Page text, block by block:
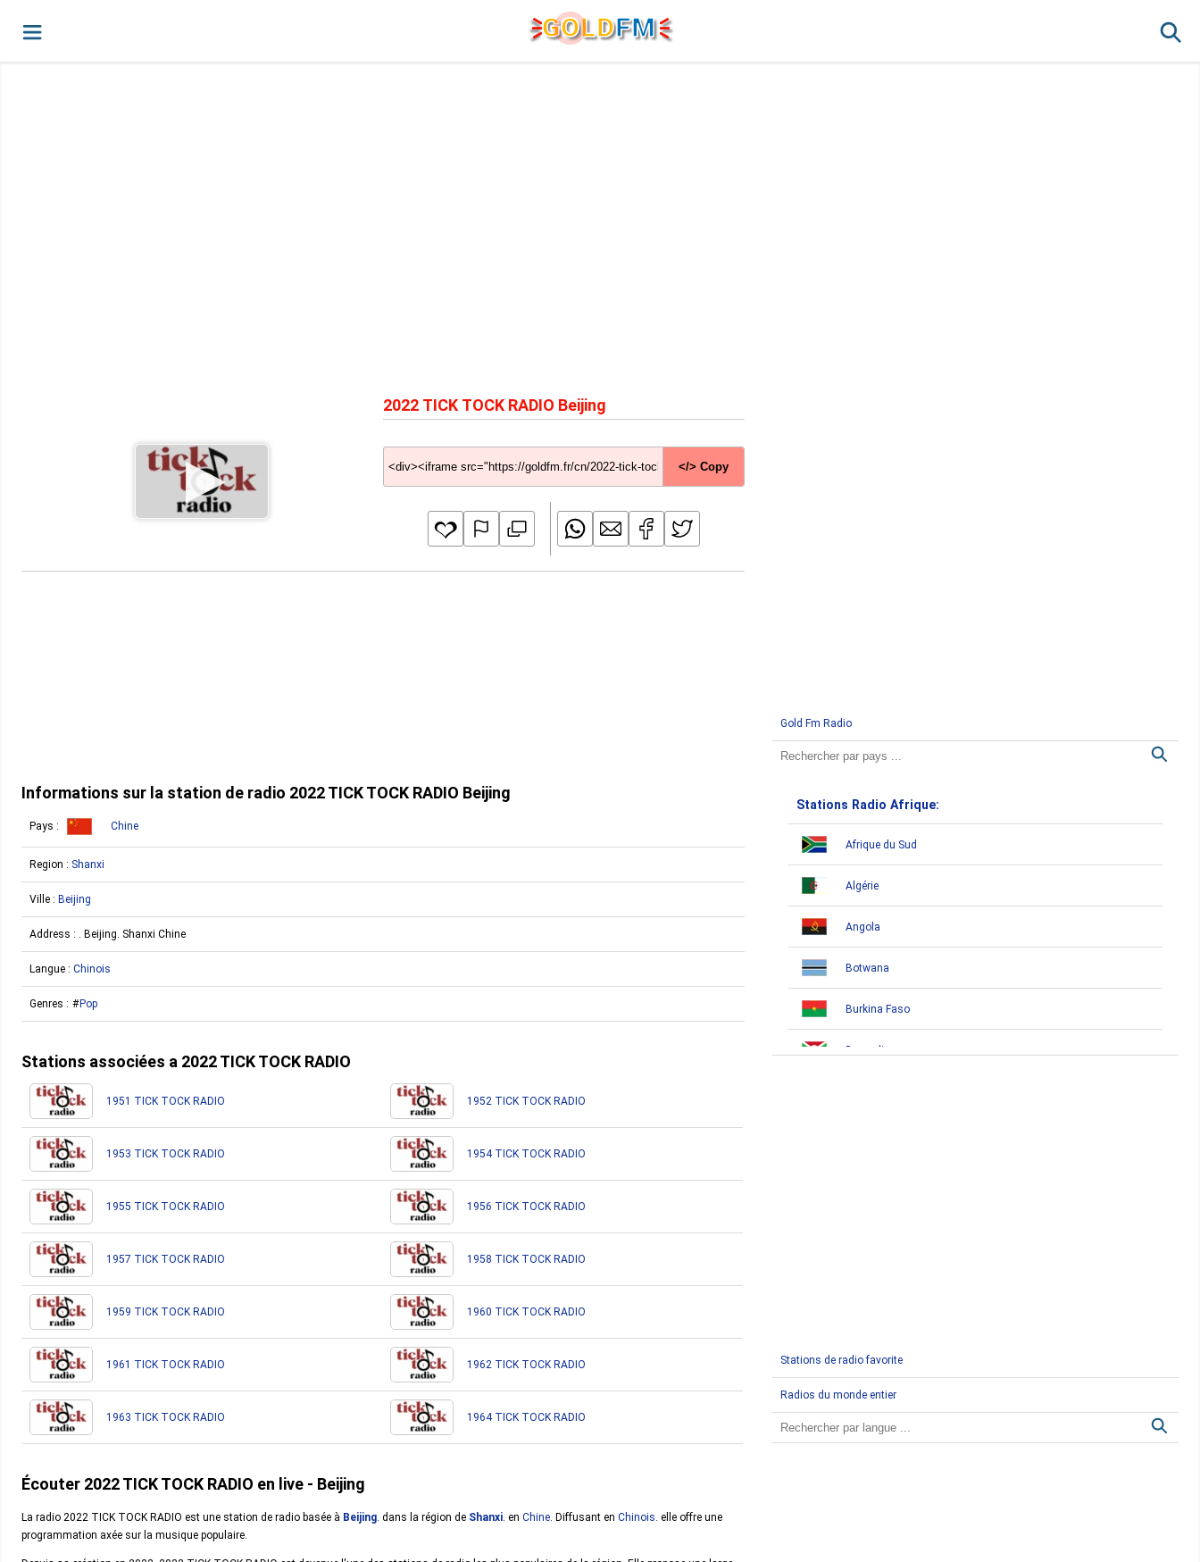
GOLDFM
2022 TICK TOCK RADIO Beijing
</> Copy
Informations sur la station de radio 2022 TICK TOCK RADIO Beijing
Pays : Chine
Region : Shanxi
Ville : Beijing
Address : . Beijing. Shanxi Chine
Langue : Chinois
Genres : Pop
Stations associées a 2022 TICK TOCK RADIO
1951 TICK TOCK RADIO 1952 TICK TOCK RADIO
1953 TICK TOCK RADIO 1954 TICK TOCK RADIO
1955 TICK TOCK RADIO 1956 TICK TOCK RADIO
1957 TICK TOCK RADIO 1958 TICK TOCK RADIO
1959 TICK TOCK RADIO 1960 TICK TOCK RADIO
1961 TICK TOCK RADIO 1962 TICK TOCK RADIO
1963 TICK TOCK RADIO 1964 TICK TOCK RADIO
Écouter 2022 TICK TOCK RADIO en live - Beijing
La radio 2022 TICK TOCK RADIO est une station de radio basée à Beijing. dans la région de Shanxi. en Chine. Diffusant en Chinois. elle offre une
programmation axée sur la musique populaire.
Gold Fm Radio
Stations Radio Afrique:
Afrique du Sud
Algérie
Angola
Botwana
Burkina Faso
Burundi
Egypte
Stations de radio favorite
Radios du monde entier